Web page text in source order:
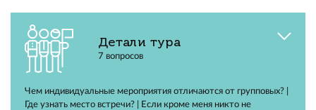
Детали тура
7 вопросов
Чем индивидуальные мероприятия отличаются от групповых? |
Где узнать место встречи? | Если кроме меня никто не